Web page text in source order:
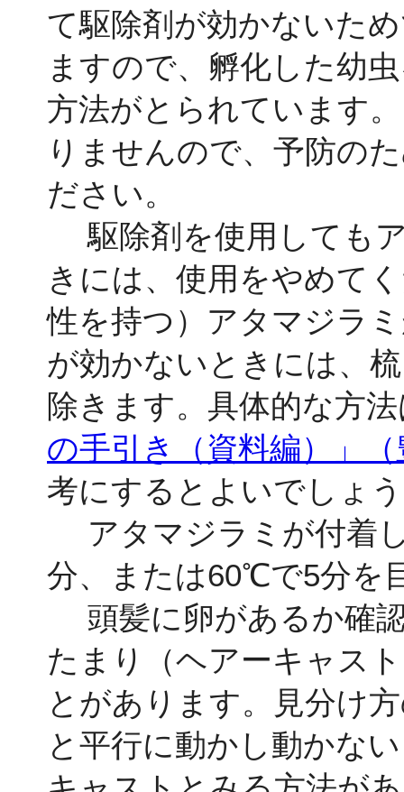
て駆除剤が効かないた
ますので、孵化した幼
方法がとられています
りませんので、予防の
ださい。
駆除剤を使用しても
きには、使用をやめて
性を持つ）アタマジラ
が効かないときには、
除きます。具体的な方
の手引き（資料編）」
考にするとよいでしょ
アタマジラミが付着
分、または60℃で5分を
頭髪に卵があるか確
たまり（ヘアーキャス
とがあります。見分け
と平行に動かし動かな